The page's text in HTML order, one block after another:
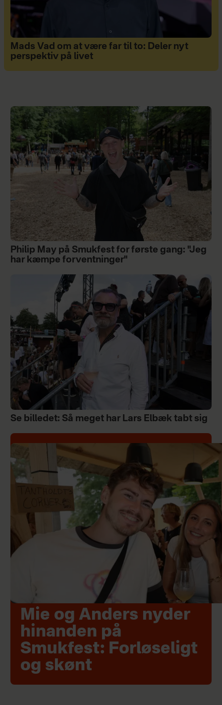
Mads Vad om at være far til to: Deler nyt
perspektiv på livet
Philip May på Smukfest for første gang: "Jeg
har kæmpe forventninger"
Se billedet: Så meget har Lars Elbæk tabt sig
Mie og Anders nyder
hinanden på
Smukfest: Forløseligt
og skønt